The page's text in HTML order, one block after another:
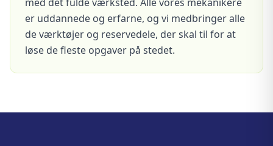
er uddannede og erfarne, og vi medbringer alle
de værktøjer og reservedele, der skal til for at
løse de fleste opgaver på stedet.